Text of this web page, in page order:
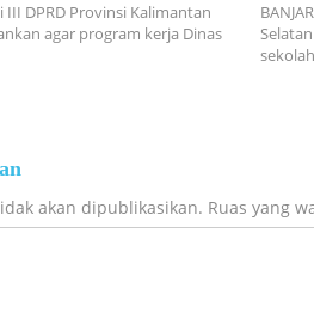
III DPRD Provinsi Kalimantan
agar program kerja Dinas
akan dipublikasikan. Ruas yang